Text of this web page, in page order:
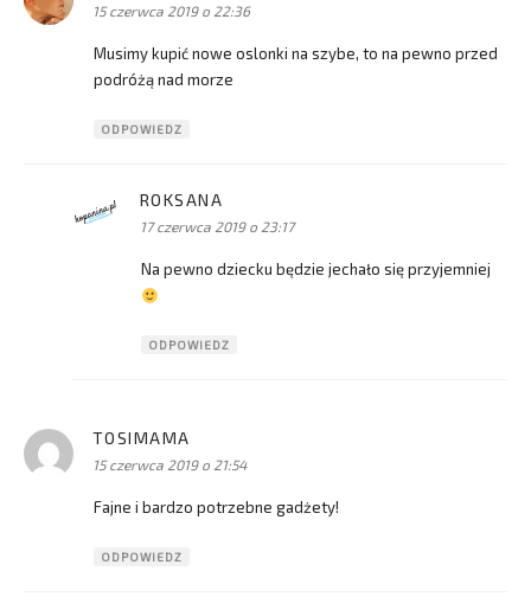
15 czerwca 2019 o 22:36
Musimy kupić nowe oslonki na szybe, to na pewno przed
podróżą nad morze
ODPOWIEDZ
ROKSANA
17 czerwca 2019 o 23:17
Na pewno dziecku będzie jechało się przyjemniej
ODPOWIEDZ
TOSIMAMA
15 czerwca 2019 o 21:54
Fajne i bardzo potrzebne gadżety!
ODPOWIEDZ